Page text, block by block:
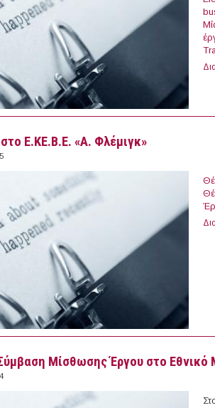
Ε.ΚΕ.Β.Ε. «Α. Φλέμιγκ»
Μίσθωσης Έργου στο Εθνικό